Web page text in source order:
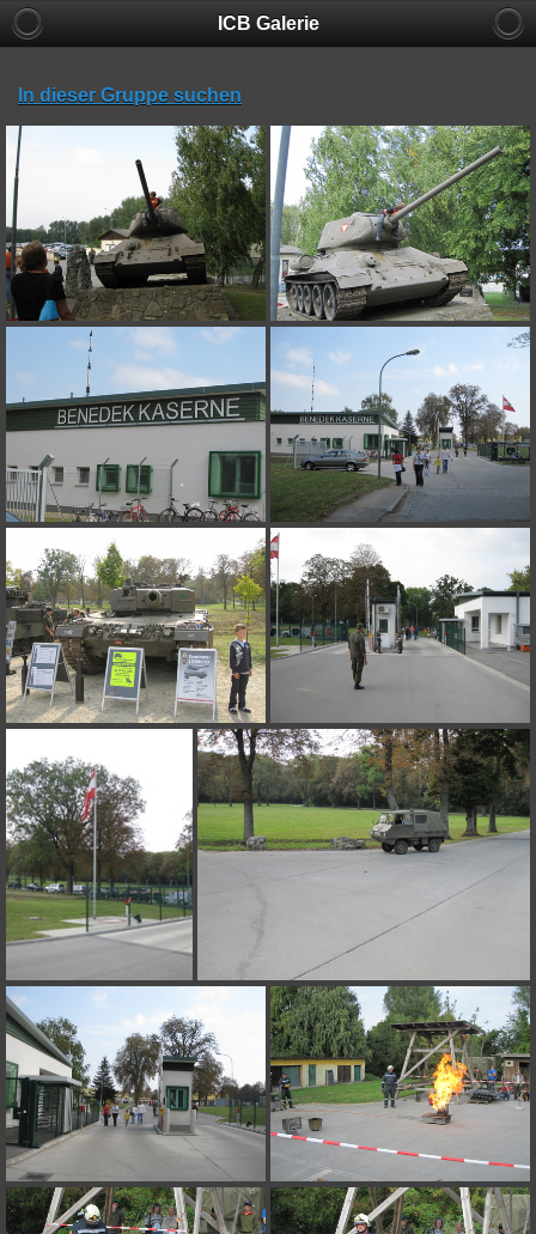
ICB Galerie
In dieser Gruppe suchen